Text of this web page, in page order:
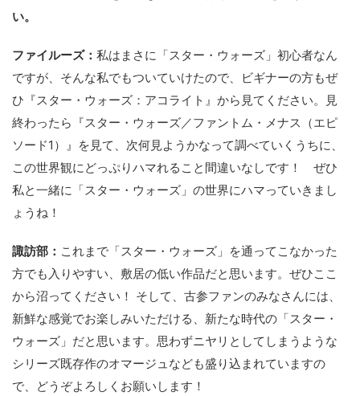
い。
ファイルーズ： 私はまさに「スター・ウォーズ」初心者なん
ですが、そんな私でもついていけたので、ビギナーの方もぜ
ひ『スター・ウォーズ：アコライト』から見てください。見
終わったら『スター・ウォーズ／ファントム・メナス（エピ
ソード1）』を見て、次何見ようかなって調べていくうちに、
この世界観にどっぷりハマれること間違いなしです！ ぜひ
私と一緒に「スター・ウォーズ」の世界にハマっていきまし
ょうね！
諏訪部： これまで「スター・ウォーズ」を通ってこなかった
方でも入りやすい、敷居の低い作品だと思います。ぜひここ
から沼ってください！ そして、古参ファンのみなさんには、
新鮮な感覚でお楽しみいただける、新たな時代の「スター・
ウォーズ」だと思います。思わずニヤリとしてしまうような
シリーズ既存作のオマージュなども盛り込まれていますの
で、どうぞよろしくお願いします！